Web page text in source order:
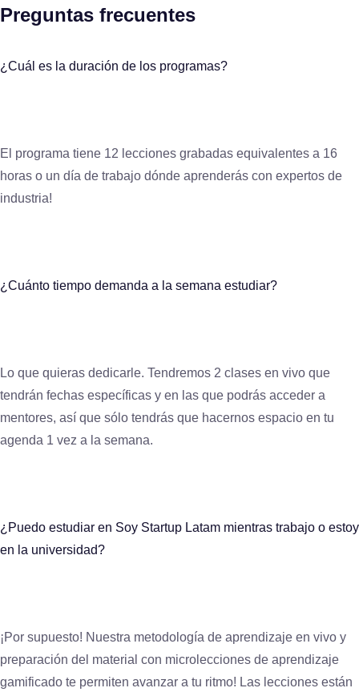
Preguntas frecuentes
¿Cuál es la duración de los programas?
El programa tiene 12 lecciones grabadas equivalentes a 16
horas o un día de trabajo dónde aprenderás con expertos de
industria!
¿Cuánto tiempo demanda a la semana estudiar?
Lo que quieras dedicarle. Tendremos 2 clases en vivo que
tendrán fechas específicas y en las que podrás acceder a
mentores, así que sólo tendrás que hacernos espacio en tu
agenda 1 vez a la semana.
¿Puedo estudiar en Soy Startup Latam mientras trabajo o estoy
en la universidad?
¡Por supuesto! Nuestra metodología de aprendizaje en vivo y
preparación del material con microlecciones de aprendizaje
gamificado te permiten avanzar a tu ritmo! Las lecciones están